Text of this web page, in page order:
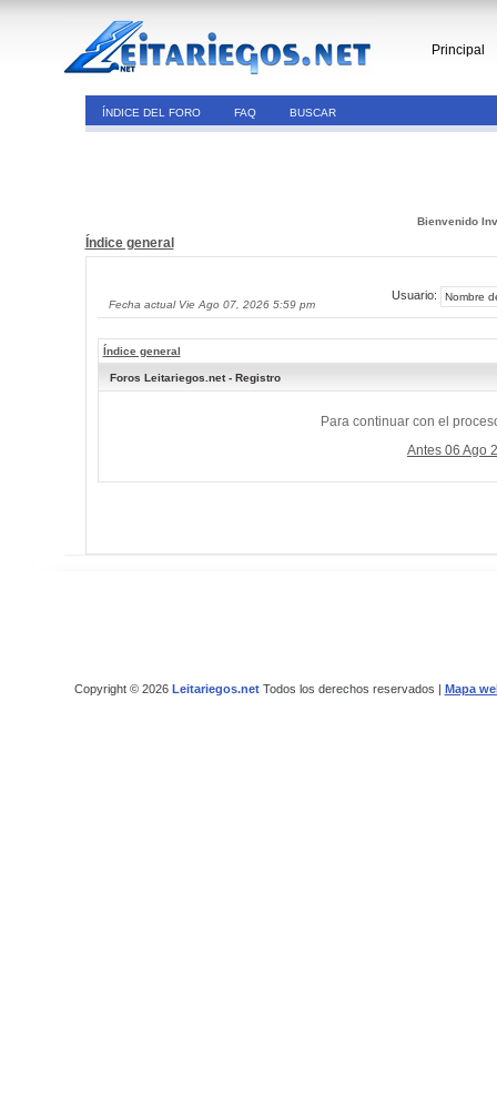
Principal
ÍNDICE DEL FORO FAQ BUSCAR
Bienvenido
Índice general
Fecha actual Vie Ago 07, 2026 5:59 pm
Usuario:
Índice general
Foros Leitariegos.net - Registro
Para continuar con el
Antes 06 Ago
Copyright © 2026 Leitariegos.netTodos los derechos reservados | Mapa